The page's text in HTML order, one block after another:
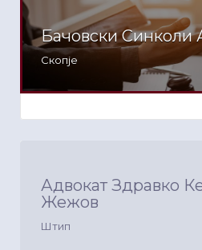
Бачовски Синколи
Скопје
Адвокат Здравко
Жежов
Штип